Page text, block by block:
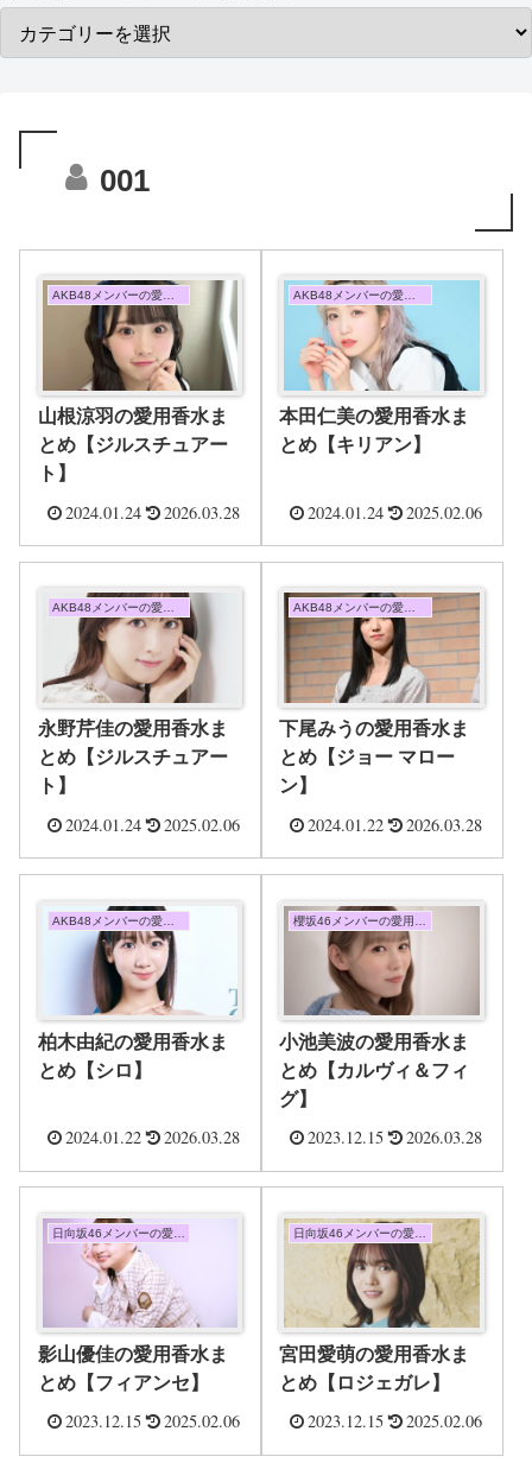
001
AKB48メンバーの愛用香水まとめ
山根涼羽の愛用香水ま
とめ【ジルスチュアー
ト】
2024.01.24 2026.03.28
AKB48メンバーの愛用香水まとめ
本田仁美の愛用香水ま
とめ【キリアン】
2024.01.24 2025.02.06
AKB48メンバーの愛用香水まとめ
永野芹佳の愛用香水ま
とめ【ジルスチュアー
ト】
2024.01.24 2025.02.06
AKB48メンバーの愛用香水まとめ
下尾みうの愛用香水ま
とめ【ジョー マロー
ン】
2024.01.22 2026.03.28
AKB48メンバーの愛用香水まとめ
柏木由紀の愛用香水ま
とめ【シロ】
2024.01.22 2026.03.28
小池美波の愛用香水ま
とめ【カルヴィ＆フィ
グ】
2023.12.15 2026.03.28
日向坂46メンバーの愛用香水まとめ
影山優佳の愛用香水ま
とめ【フィアンセ】
2023.12.15 2025.02.06
宮田愛萌の愛用香水ま
とめ【ロジェガレ】
2023.12.15 2025.02.06